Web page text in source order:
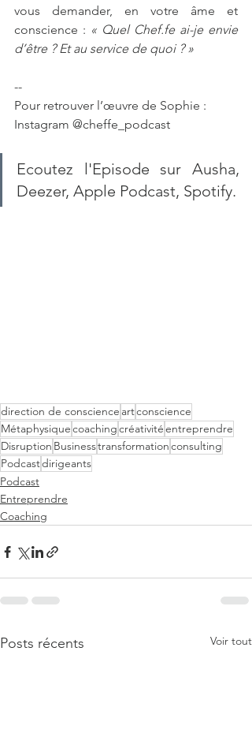
vous demander, en votre âme et
conscience : « Quel Chef.fe ai-je envie
d’être ? Et au service de quoi ? »
--
Pour retrouver l’œuvre de Sophie :
Instagram @cheffe_podcast
Ecoutez l'Episode sur Ausha,
Deezer, Apple Podcast, Spotify.
direction de conscience artconscience
Métaphysiquecoachingcréativitéentreprendre
Disruption Businesstransformationconsulting
Podcastdirigeants
Podcast
Entreprendre
Coaching
Posts récents Voir tout